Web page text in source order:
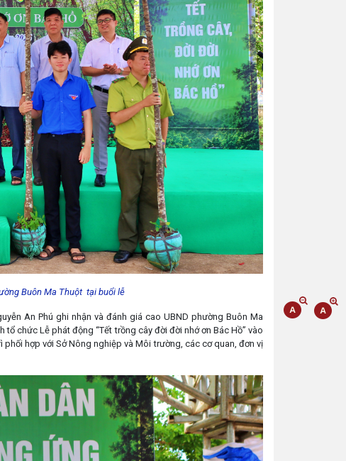
Buôn Ma Thuột tại buổi lễ
An Phú ghi nhận và đánh giá cao UBND phường Buôn Ma
chức Lễ phát động “Tết trồng cây đời đời nhớ ơn Bác Hồ” vào
hợp với Sở Nông nghiệp và Môi trường, các cơ quan, đơn vị